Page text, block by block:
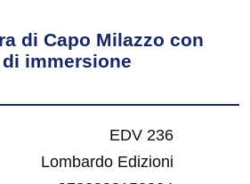
di Capo Milazzo con
immersione
EDV 236
Lombardo Edizioni